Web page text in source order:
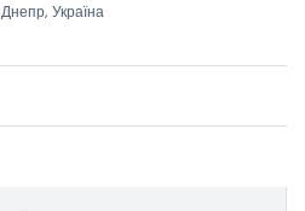
Днепр, Україна